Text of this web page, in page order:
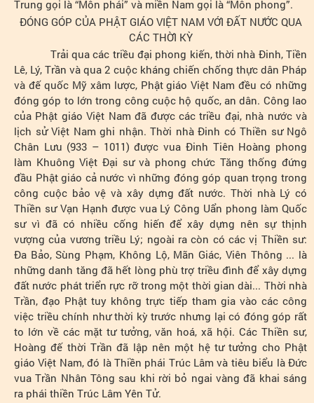
Trung gọi là “Môn phái” và miền Nam gọi là “Môn phong”.
ĐÓNG GÓP CỦA PHẬT GIÁO VIỆT NAM VỚI ĐẤT NƯỚC QUA
CÁC THỜI KỲ
Trải qua các triều đại phong kiến, thời nhà Đinh, Tiền
Lê, Lý, Trần và qua 2 cuộc kháng chiến chống thực dân Pháp
và đế quốc Mỹ xâm lược, Phật giáo Việt Nam đều có những
đóng góp to lớn trong công cuộc hộ quốc, an dân. Công lao
của Phật giáo Việt Nam đã được các triều đại, nhà nước và
lịch sử Việt Nam ghi nhận. Thời nhà Đinh có Thiền sư Ngô
Chân Lưu (933 – 1011) được vua Đinh Tiên Hoàng phong
làm Khuông Việt Đại sư và phong chức Tăng thống đứng
đầu Phật giáo cả nước vì những đóng góp quan trọng trong
công cuộc bảo vệ và xây dựng đất nước. Thời nhà Lý có
Thiền sư Vạn Hạnh được vua Lý Công Uẩn phong làm Quốc
sư vì đã có nhiều cống hiến để xây dựng nên sự thịnh
vượng của vương triều Lý; ngoài ra còn có các vị Thiền sư:
Đa Bảo, Sùng Phạm, Không Lộ, Mãn Giác, Viên Thông ... là
những danh tăng đã hết lòng phù trợ triều đình để xây dựng
đất nước phát triển rực rỡ trong một thời gian dài... Thời nhà
Trần, đạo Phật tuy không trực tiếp tham gia vào các công
việc triều chính như thời kỳ trước nhưng lại có đóng góp rất
to lớn về các mặt tư tưởng, văn hoá, xã hội. Các Thiền sư,
Hoàng đế thời Trần đã lập nên một hệ tư tưởng cho Phật
giáo Việt Nam, đó là Thiền phái Trúc Lâm và tiêu biểu là Đức
vua Trần Nhân Tông sau khi rời bỏ ngai vàng đã khai sáng
ra phái thiền Trúc Lâm Yên Tử.